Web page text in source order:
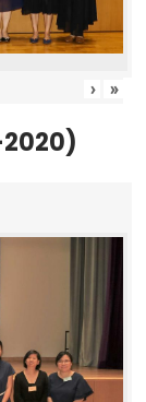
› »
2020)